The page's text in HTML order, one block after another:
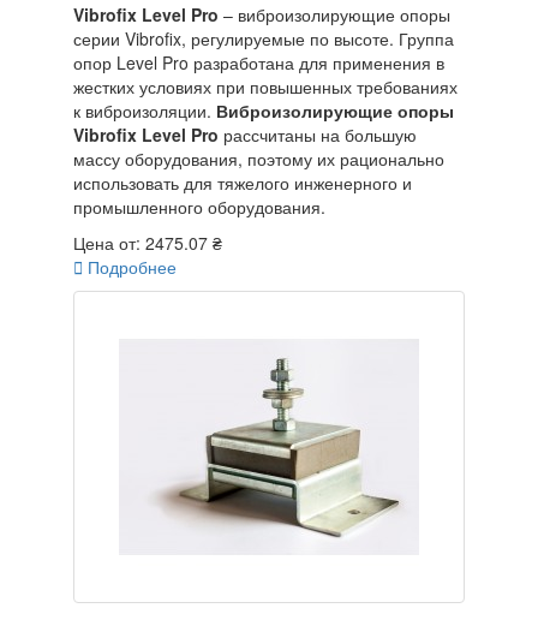
Vibrofix Level Pro – виброизолирующие опоры
серии Vibrofix, регулируемые по высоте. Группа
опор Level Pro разработана для применения в
жестких условиях при повышенных требованиях
к виброизоляции. Виброизолирующие опоры
Vibrofix Level Pro рассчитаны на большую
массу оборудования, поэтому их рационально
использовать для тяжелого инженерного и
промышленного оборудования.
Цена от: 2475.07 ₴
 Подробнее